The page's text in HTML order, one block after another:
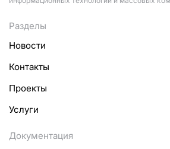
Разделы
Новости
Контакты
Проекты
Услуги
Документация